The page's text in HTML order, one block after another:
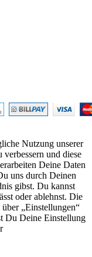
Nutzung unserer
verbessern und diese
Deine Daten
uns durch Deinen
gibst. Du kannst
oder ablehnst. Die
„Einstellungen“
Du Deine Einstellung